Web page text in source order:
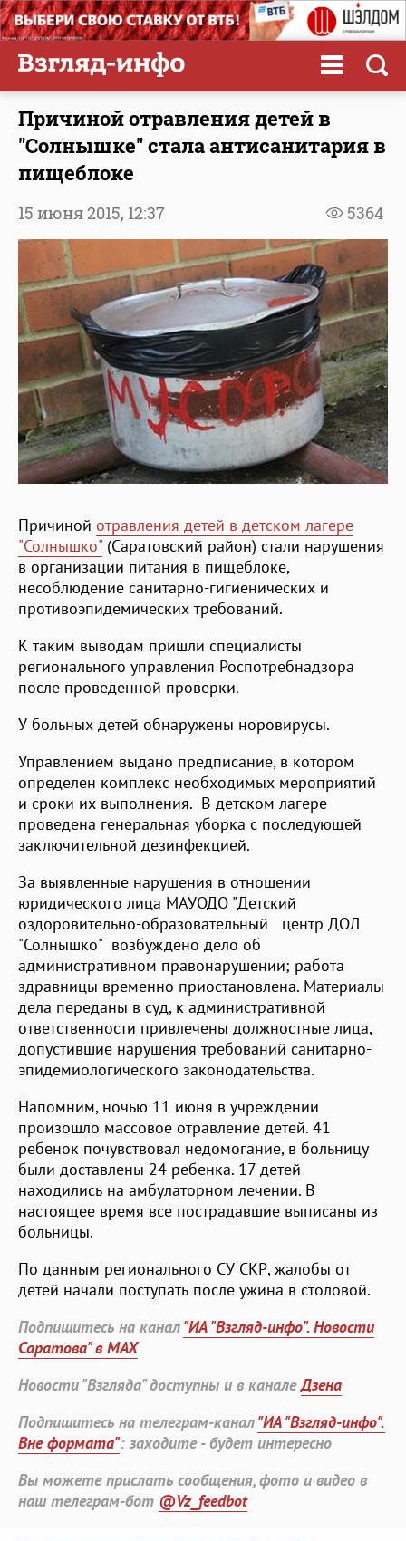
Причиной отравления детей в
"Солнышке" стала антисанитария в
пищеблоке
5364
15 июня 2015, 12:37
Причиной отравления детей в детском лагере
"Солнышко" (Саратовский район) стали нарушения
в организации питания в пищеблоке,
несоблюдение санитарно-гигиенических и
противоэпидемических требований.
К таким выводам пришли специалисты
регионального управления Роспотребнадзора
после проведенной проверки.
У больных детей обнаружены норовирусы.
Управлением выдано предписание, в котором
определен комплекс необходимых мероприятий
и сроки их выполнения. В детском лагере
проведена генеральная уборка с последующей
заключительной дезинфекцией.
За выявленные нарушения в отношении
юридического лица МАУОДО "Детский
оздоровительно-образовательный центр ДОЛ
"Солнышко" возбуждено дело об
административном правонарушении; работа
здравницы временно приостановлена. Материалы
дела переданы в суд, к административной
ответственности привлечены должностные лица,
допустившие нарушения требований санитарно-
эпидемиологического законодательства.
Напомним, ночью 11 июня в учреждении
произошло массовое отравление детей. 41
ребенок почувствовал недомогание, в больницу
были доставлены 24 ребенка. 17 детей
находились на амбулаторном лечении. В
настоящее время все пострадавшие выписаны из
больницы.
По данным регионального СУ СКР, жалобы от
детей начали поступать после ужина в столовой.
Подпишитесь на канал"ИА "Взгляд-инфо". Новости
Саратова" в MAX
Новости "Взгляда" доступны и в каналеДзена
Подпишитесь на телеграм-канал"ИА "Взгляд-инфо".
Вне формата": заходите - будет интересно
Вы можете прислать сообщения, фото и видео в
наш телеграм-бот @Vz_feedbot